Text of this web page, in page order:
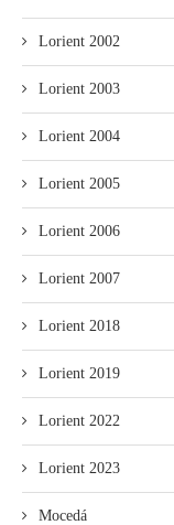
Lorient 2002
Lorient 2003
Lorient 2004
Lorient 2005
Lorient 2006
Lorient 2007
Lorient 2018
Lorient 2019
Lorient 2022
Lorient 2023
Mocedá